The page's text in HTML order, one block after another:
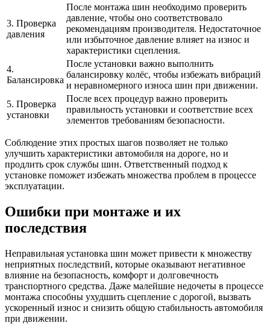
3. Проверка
давления
После монтажа шин необходимо проверить
давление, чтобы оно соответствовало
рекомендациям производителя. Недостаточное
или избыточное давление влияет на износ и
характеристики сцепления.
4.
Балансировка
После установки важно выполнить
балансировку колёс, чтобы избежать вибраций
и неравномерного износа шин при движении.
5. Проверка
установки
После всех процедур важно проверить
правильность установки и соответствие всех
элементов требованиям безопасности.
Соблюдение этих простых шагов позволяет не только
улучшить характеристики автомобиля на дороге, но и
продлить срок службы шин. Ответственный подход к
установке поможет избежать множества проблем в процессе
эксплуатации.
Ошибки при монтаже и их
последствия
Неправильная установка шин может привести к множеству
неприятных последствий, которые оказывают негативное
влияние на безопасность, комфорт и долговечность
транспортного средства. Даже малейшие недочеты в процессе
монтажа способны ухудшить сцепление с дорогой, вызвать
ускоренный износ и снизить общую стабильность автомобиля
при движении.